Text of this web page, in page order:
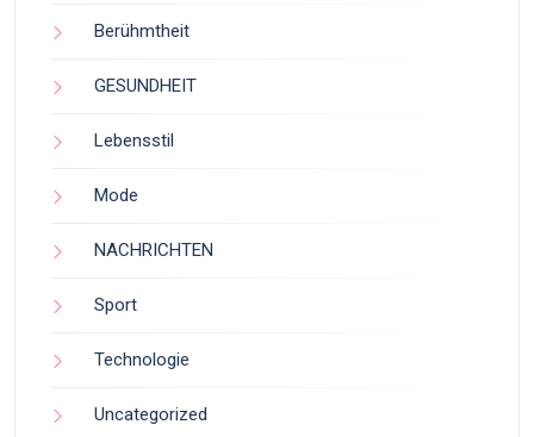
Berühmtheit
GESUNDHEIT
Lebensstil
Mode
NACHRICHTEN
Sport
Technologie
Uncategorized